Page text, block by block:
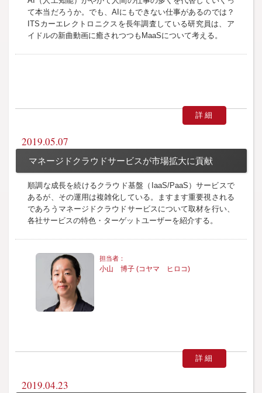
て本当だろうか。でも、AIにもできない仕事があるのでは？
ITSカーエレクトロニクスを長年調査している研究員は、ア
イドルの新曲動画に癒されつつもMaaSについて考える。
詳細
2019.05.07
マネージドクラウドサービスが市場拡大に貢献
順調な成長を続けるクラウド基盤（IaaS/PaaS）サービスで
あるが、その運用は複雑化している。ますます重要視される
であろうマネージドクラウドサービスについて取材を行い、
各社サービスの特色・ターゲットユーザーを紹介する。
小山 博子 (コヤマ ヒロコ)
詳細
2019.04.23